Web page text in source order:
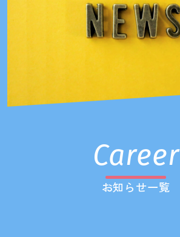
Career
お知らせ一覧